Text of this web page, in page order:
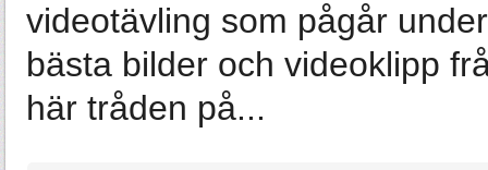
videotävling som pågår
bästa bilder och videoklipp
här tråden på...